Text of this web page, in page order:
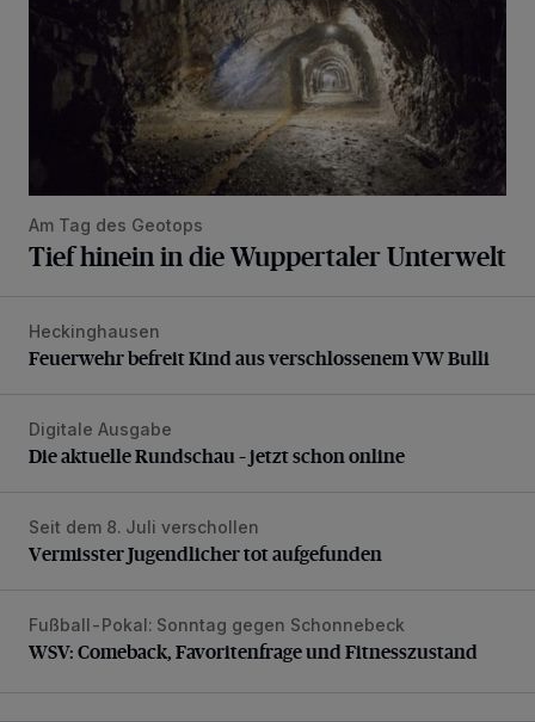
Am Tag des Geotops
Tief hinein in die Wuppertaler Unterwelt
Feuerwehr befreit Kind aus verschlossenem VW Bulli
Heckinghausen
Feuerwehr befreit Kind aus verschlossenem VW Bulli
Die aktuelle Rundschau – jetzt schon online
Digitale Ausgabe
Die aktuelle Rundschau – jetzt schon online
Vermisster Jugendlicher tot aufgefunden
Seit dem 8. Juli verschollen
Vermisster Jugendlicher tot aufgefunden
WSV: Comeback, Favoritenfrage und Fitnesszustand
Fußball-Pokal: Sonntag gegen Schonnebeck
WSV: Comeback, Favoritenfrage und Fitnesszustand